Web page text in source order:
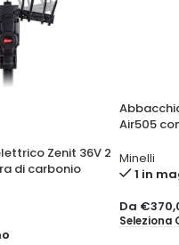
Zenit 36V 2
di carbonio
Air505
Minelli
1 in
Da €
Seleziona